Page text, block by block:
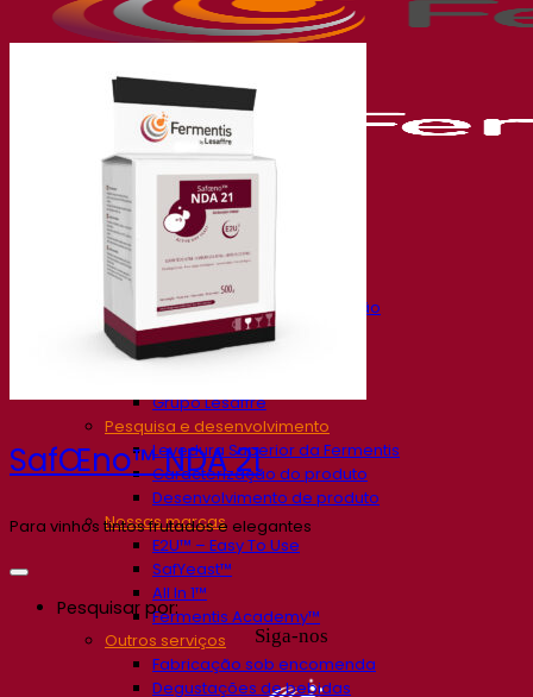
Nossa empresa
Sobre nós
Especialista em fermentação
O Campus Fermentis
Uma equipe apaixonada
Grupo Lesaffre
Pesquisa e desenvolvimento
Levedura Superior da Fermentis
Caracterização do produto
Desenvolvimento de produto
Nossas marcas
E2U™ – Easy To Use
SafYeast™
All In 1™
Fermentis Academy™
Outros serviços
Fabricação sob encomenda
Degustações de bebidas
SafŒno™ NDA 21
Para vinhos tintos frutados e elegantes
Siga-nos
Pesquisar por: